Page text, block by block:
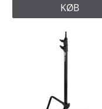
KØB